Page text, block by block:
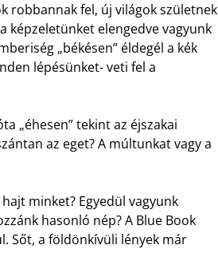
robbannak fel, új világok születnek
képzeletünket elengedve vagyunk
„békésen” éldegél a kék
lépésünket- veti fel a
„éhesen” tekint az éjszakai
az eget? A múltunkat vagy a
minket? Egyedül vagyunk
hasonló nép? A Blue Book
Sőt, a földönkívüli lények már